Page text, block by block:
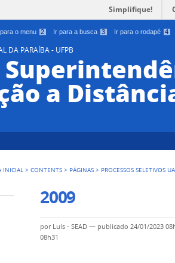
o menu 2 Ir para a busca 3 Ir para o rodapé 4
Simplifique!
DA PARAÍBA - UFPB
a
INICIAL >CONTENTS > PÁGINAS > PROCESSOS SELETIVOS
2009
por Luís - SEAD — publicado 24/01/2023
08h31